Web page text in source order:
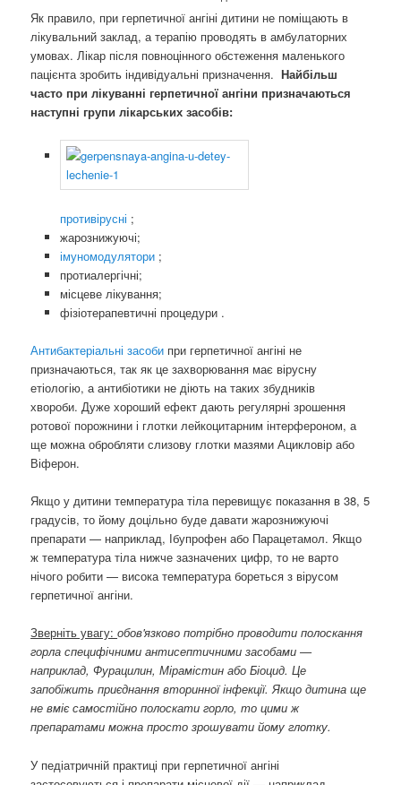
Як правило, при герпетичної ангіні дитини не поміщають в
лікувальний заклад, а терапію проводять в амбулаторних
умовах. Лікар після повноцінного обстеження маленького
пацієнта зробить індивідуальні призначення. Найбільш
часто при лікуванні герпетичної ангіни призначаються
наступні групи лікарських засобів:
противірусні ;
жарознижуючі;
імуномодулятори ;
протиалергічні;
місцеве лікування;
фізіотерапевтичні процедури .
Антибактеріальні засоби при герпетичної ангіні не
призначаються, так як це захворювання має вірусну
етіологію, а антибіотики не діють на таких збудників
хвороби. Дуже хороший ефект дають регулярні зрошення
ротової порожнини і глотки лейкоцитарним інтерфероном, а
ще можна обробляти слизову глотки мазями Ацикловір або
Віферон.
Якщо у дитини температура тіла перевищує показання в 38, 5
градусів, то йому доцільно буде давати жарознижуючі
препарати — наприклад, Ібупрофен або Парацетамол. Якщо
ж температура тіла нижче зазначених цифр, то не варто
нічого робити — висока температура бореться з вірусом
герпетичної ангіни.
Зверніть увагу:обов'язково потрібно проводити полоскання
горла специфічними антисептичними засобами —
наприклад, Фурацилин, Мірамістин або Біоцид. Це
запобіжить приєднання вторинної інфекції. Якщо дитина ще
не вміє самостійно полоскати горло, то цими ж
препаратами можна просто зрошувати йому глотку.
У педіатричній практиці при герпетичної ангіні